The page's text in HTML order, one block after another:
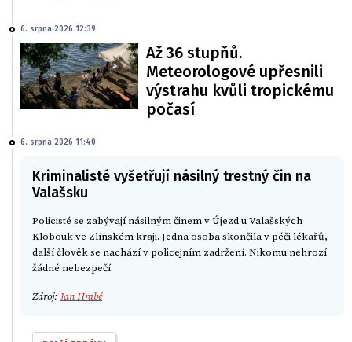
6. srpna 2026 12:39
Až 36 stupňů.
Meteorologové upřesnili
výstrahu kvůli tropickému
počasí
6. srpna 2026 11:40
Kriminalisté vyšetřují násilný trestný čin na
Valašsku
Policisté se zabývají násilným činem v Újezd u Valašských
Klobouk ve Zlínském kraji. Jedna osoba skončila v péči lékařů,
další člověk se nachází v policejním zadržení. Nikomu nehrozí
žádné nebezpečí.
Zdroj: Jan Hrabě